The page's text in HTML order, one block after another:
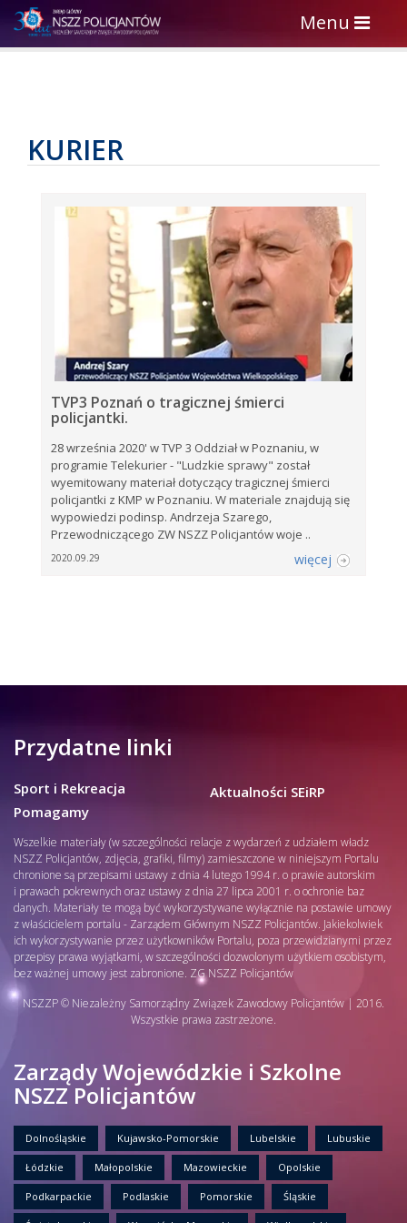
Toggle
navigation
Menu
KURIER
TVP3 Poznań o tragicznej śmierci
policjantki.
28 września 2020' w TVP 3 Oddział w Poznaniu, w
programie Telekurier - "Ludzkie sprawy" został
wyemitowany materiał dotyczący tragicznej śmierci
policjantki z KMP w Poznaniu. W materiale znajdują się
wypowiedzi podinsp. Andrzeja Szarego,
Przewodniczącego ZW NSZZ Policjantów woje ..
2020.09.29 więcej
Przydatne linki
Sport i Rekreacja
Pomagamy
Aktualności SEiRP
Wszelkie materiały (w szczególności relacje z wydarzeń z udziałem władz
NSZZ Policjantów, zdjęcia, grafiki, filmy) zamieszczone w niniejszym Portalu
chronione są przepisami ustawy z dnia 4 lutego 1994 r. o prawie autorskim
i prawach pokrewnych oraz ustawy z dnia 27 lipca 2001 r. o ochronie baz
danych. Materiały te mogą być wykorzystywane wyłącznie na postawie umowy
z właścicielem portalu - Zarządem Głównym NSZZ Policjantów. Jakiekolwiek
ich wykorzystywanie przez użytkowników Portalu, poza przewidzianymi przez
przepisy prawa wyjątkami, w szczególności dozwolonym użytkiem osobistym,
bez ważnej umowy jest zabronione. ZG NSZZ Policjantów
NSZZP © Niezależny Samorządny Związek Zawodowy Policjantów | 2016.
Wszystkie prawa zastrzeżone.
Zarządy Wojewódzkie i Szkolne
NSZZ Policjantów
Dolnośląskie Kujawsko-Pomorskie Lubelskie Lubuskie
Łódzkie Małopolskie Mazowieckie Opolskie
Podkarpackie Podlaskie Pomorskie Śląskie